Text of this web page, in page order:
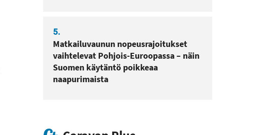
5.
Matkailuvaunun nopeusrajoitukset
vaihtelevat Pohjois-Euroopassa – näin
Suomen käytäntö poikkeaa
naapurimaista